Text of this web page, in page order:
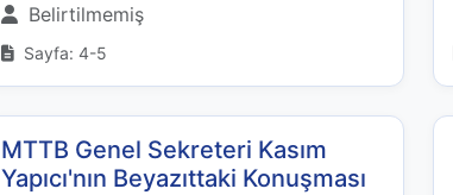
Belirtilmemiş
Sayfa: 4-5
MTTB Genel Sekreteri Kasım
Yapıcı'nın Beyazıttaki Konuşması